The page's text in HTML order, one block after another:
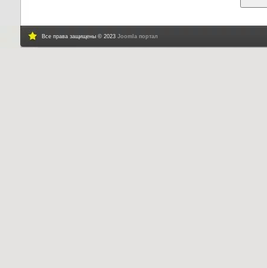
Все права защищены © 2023 Joomla портал